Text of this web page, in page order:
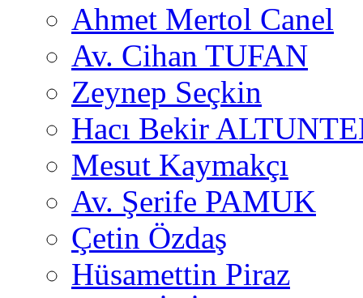
Ahmet Mertol Canel
Av. Cihan TUFAN
Zeynep Seçkin
Hacı Bekir
Mesut Kaymakçı
Av. Şerife PAMUK
Çetin Özdaş
Hüsamettin Piraz